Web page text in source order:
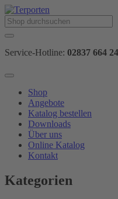
Service-Hotline: 02837 664
Shop
Angebote
Katalog bestellen
Downloads
Über uns
Online Katalog
Kontakt
Kategorien